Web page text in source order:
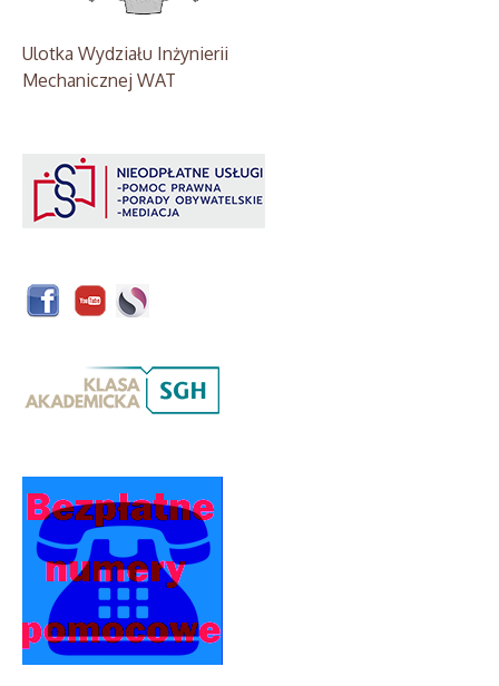
Ulotka Wydziału Inżynierii
Mechanicznej WAT